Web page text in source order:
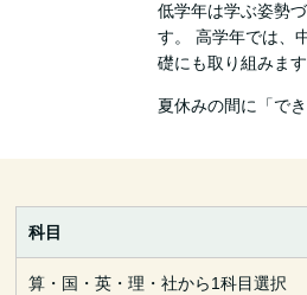
低学年は学ぶ姿勢
す。 高学年では、
礎にも取り組みま
夏休みの間に「で
科目
算・国・英・理・社から1科目選択